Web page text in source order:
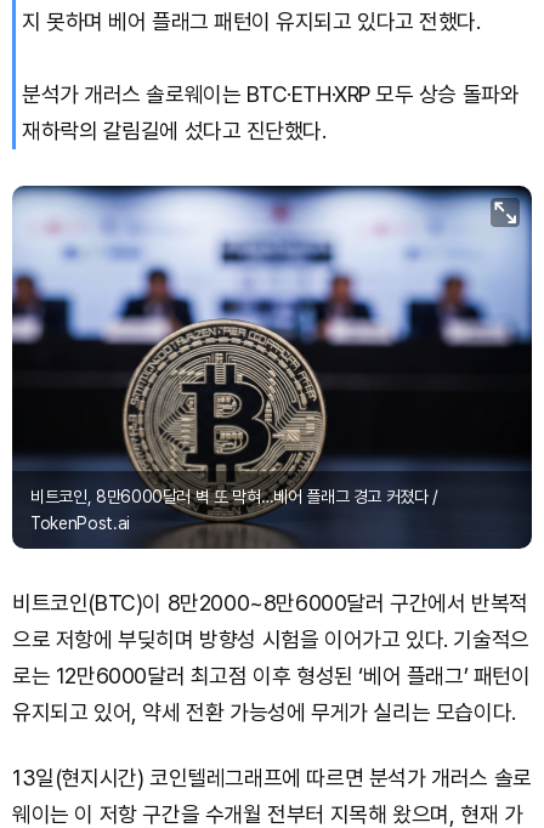
지 못하며 베어 플래그 패턴이 유지되고 있다고 전했다.
분석가 개러스 솔로웨이는 BTC·ETH·XRP 모두 상승 돌파와
재하락의 갈림길에 섰다고 진단했다.
비트코인, 8만6000달러 벽 또 막혀…베어 플래그 경고 커졌다 /
TokenPost.ai
비트코인(BTC)이 8만2000~8만6000달러 구간에서 반복적
으로 저항에 부딪히며 방향성 시험을 이어가고 있다. 기술적으
로는 12만6000달러 최고점 이후 형성된 ‘베어 플래그’ 패턴이
유지되고 있어, 약세 전환 가능성에 무게가 실리는 모습이다.
13일(현지시간) 코인텔레그래프에 따르면 분석가 개러스 솔로
웨이는 이 저항 구간을 수개월 전부터 지목해 왔으며, 현재 가